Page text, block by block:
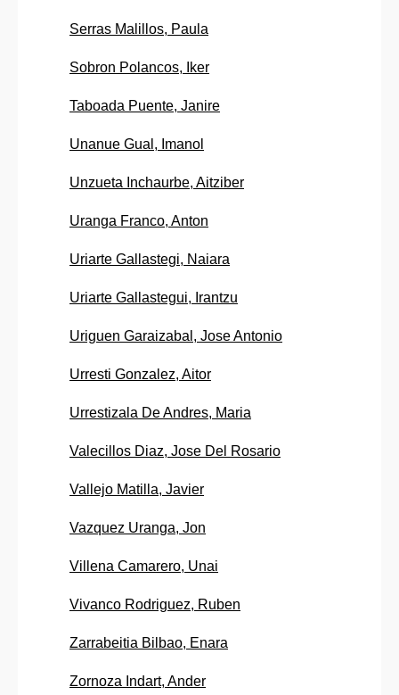
Serras Malillos, Paula
Sobron Polancos, Iker
Taboada Puente, Janire
Unanue Gual, Imanol
Unzueta Inchaurbe, Aitziber
Uranga Franco, Anton
Uriarte Gallastegi, Naiara
Uriarte Gallastegui, Irantzu
Uriguen Garaizabal, Jose Antonio
Urresti Gonzalez, Aitor
Urrestizala De Andres, Maria
Valecillos Diaz, Jose Del Rosario
Vallejo Matilla, Javier
Vazquez Uranga, Jon
Villena Camarero, Unai
Vivanco Rodriguez, Ruben
Zarrabeitia Bilbao, Enara
Zornoza Indart, Ander